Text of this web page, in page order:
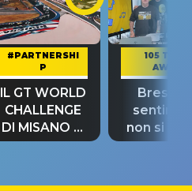
#PARTNERSHI
P
IL GT WORLD
CHALLENGE
DI MISANO si
riconferma
105 TAKE
AWAY
Bresh:
non si
fino alla